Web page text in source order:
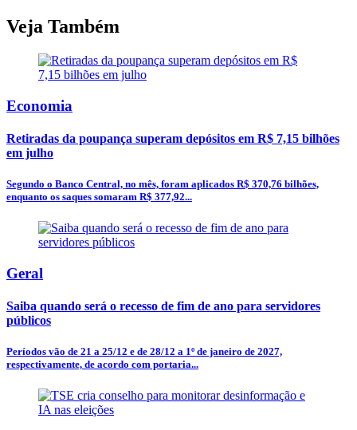
Veja Também
Economia
Retiradas da poupança superam depósitos em R$ 7,15 bilhões
em julho
Segundo o Banco Central, no mês, foram aplicados R$ 370,76 bilhões,
enquanto os saques somaram R$ 377,92...
Geral
Saiba quando será o recesso de fim de ano para servidores
públicos
Períodos vão de 21 a 25/12 e de 28/12 a 1º de janeiro de 2027,
respectivamente, de acordo com portaria...